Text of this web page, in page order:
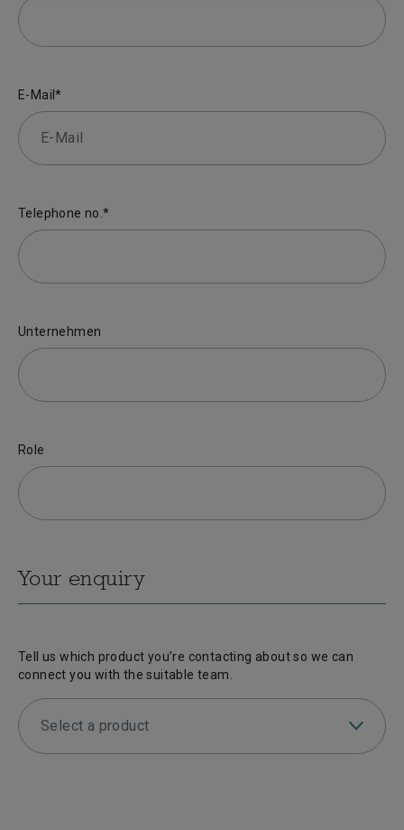
E-Mail*
Telephone no.*
Unternehmen
Role
Your enquiry
Tell us which product you’re contacting about so we can
connect you with the suitable team.
Select a product